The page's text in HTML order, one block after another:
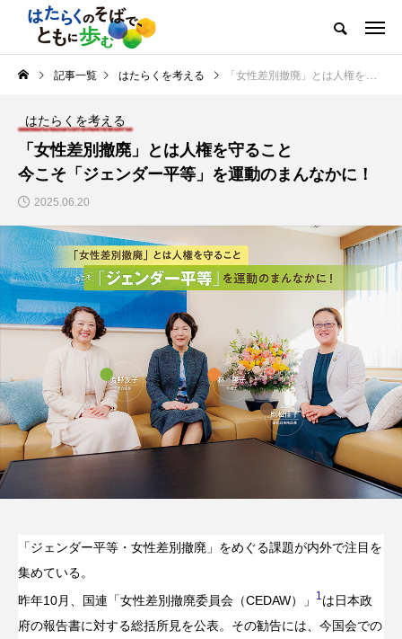
記事一覧 はたらくを考える 「女性差別撤廃」とは人権を守ること 今こそ「ジェンダー平等」を運動のまんなかに！
はたらくを考える
「女性差別撤廃」とは人権を守ること
今こそ「ジェンダー平等」を運動のまんなかに！
2025.06.20
「ジェンダー平等・女性差別撤廃」をめぐる課題が内外で注目を
集めている。
昨年10月、国連「女性差別撤廃委員会（CEDAW）」
1 は日本政
府の報告書に対する総括所見を公表。その勧告には、今国会での